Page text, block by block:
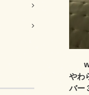
やわ
バー